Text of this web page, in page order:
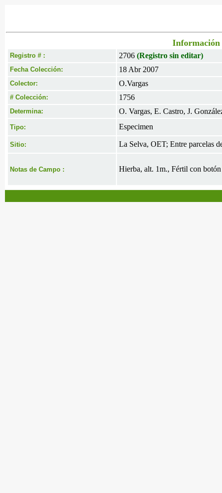
Información
Registro # : 2706 (Registro sin editar)
Fecha Colección: 18 Abr 2007
Colector: O.Vargas
# Colección: 1756
Determina: O. Vargas, E. Castro, J.
Tipo: Especimen
Sitio: La Selva, OET; Entre parcelas
Notas de Campo : Hierba, alt. 1m., Fértil con